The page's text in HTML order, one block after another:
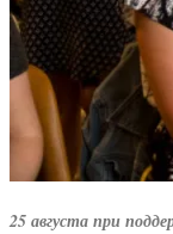
25 августа при